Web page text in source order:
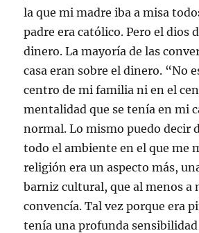
la que mi madre iba a misa
padre era católico. Pero el dios
dinero. La mayoría de las
casa eran sobre el dinero. “No
centro de mi familia ni en el
mentalidad que se tenía en mi
normal. Lo mismo puedo decir
todo el ambiente en el que me
religión era un aspecto más,
barniz cultural, que al menos a
convencía. Tal vez porque era
tenía una profunda